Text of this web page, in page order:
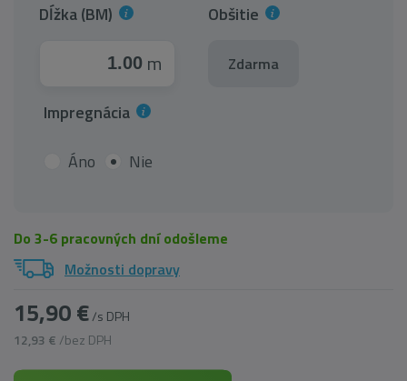
Dĺžka (BM)
m
Obšitie
Zdarma
Impregnácia
Áno Nie
Do 3-6 pracovných dní odošleme
Možnosti dopravy
15,90 €/s DPH
12,93 € /bez DPH